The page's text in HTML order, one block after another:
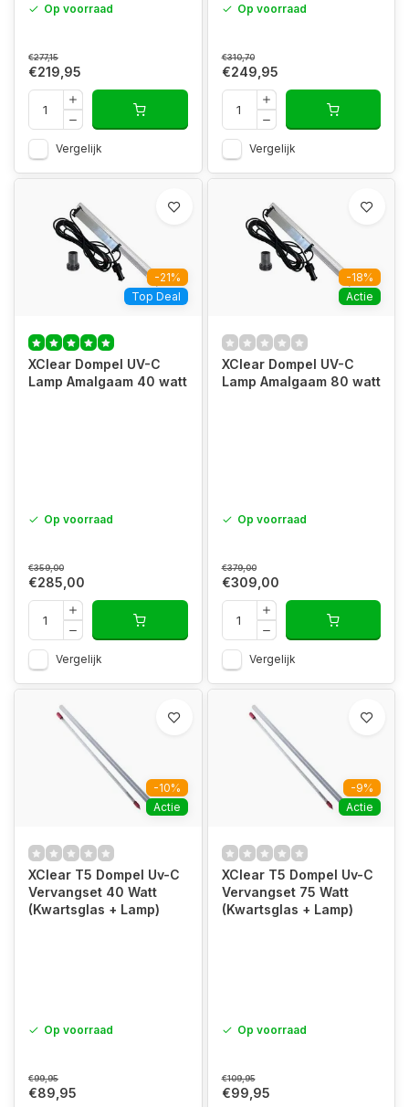
Op voorraad
€277,15
€219,95
Vergelijk
Op voorraad
€310,70
€249,95
Vergelijk
-21%
Top Deal
XClear Dompel UV-C
Lamp Amalgaam 40 watt
Op voorraad
€359,00
€285,00
Vergelijk
-18%
Actie
XClear Dompel UV-C
Lamp Amalgaam 80 watt
Op voorraad
€379,00
€309,00
Vergelijk
-10%
Actie
XClear T5 Dompel Uv-C
Vervangset 40 Watt
(Kwartsglas + Lamp)
Op voorraad
€99,95
€89,95
-9%
Actie
XClear T5 Dompel Uv-C
Vervangset 75 Watt
(Kwartsglas + Lamp)
Op voorraad
€109,95
€99,95